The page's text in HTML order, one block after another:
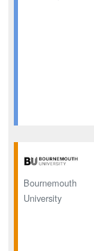
Bournemouth
University